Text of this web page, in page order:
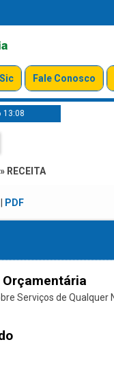
Fale Conosco
13:08
» RECEITA
PDF
Serviços de Qualquer